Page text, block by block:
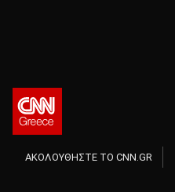
ΑΚΟΛΟΥΘΗΣΤΕ ΤΟ CNN.GR